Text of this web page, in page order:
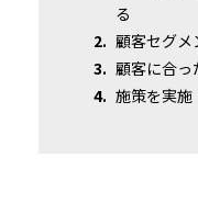
る
顧客セグメ
顧客に合っ
施策を実施